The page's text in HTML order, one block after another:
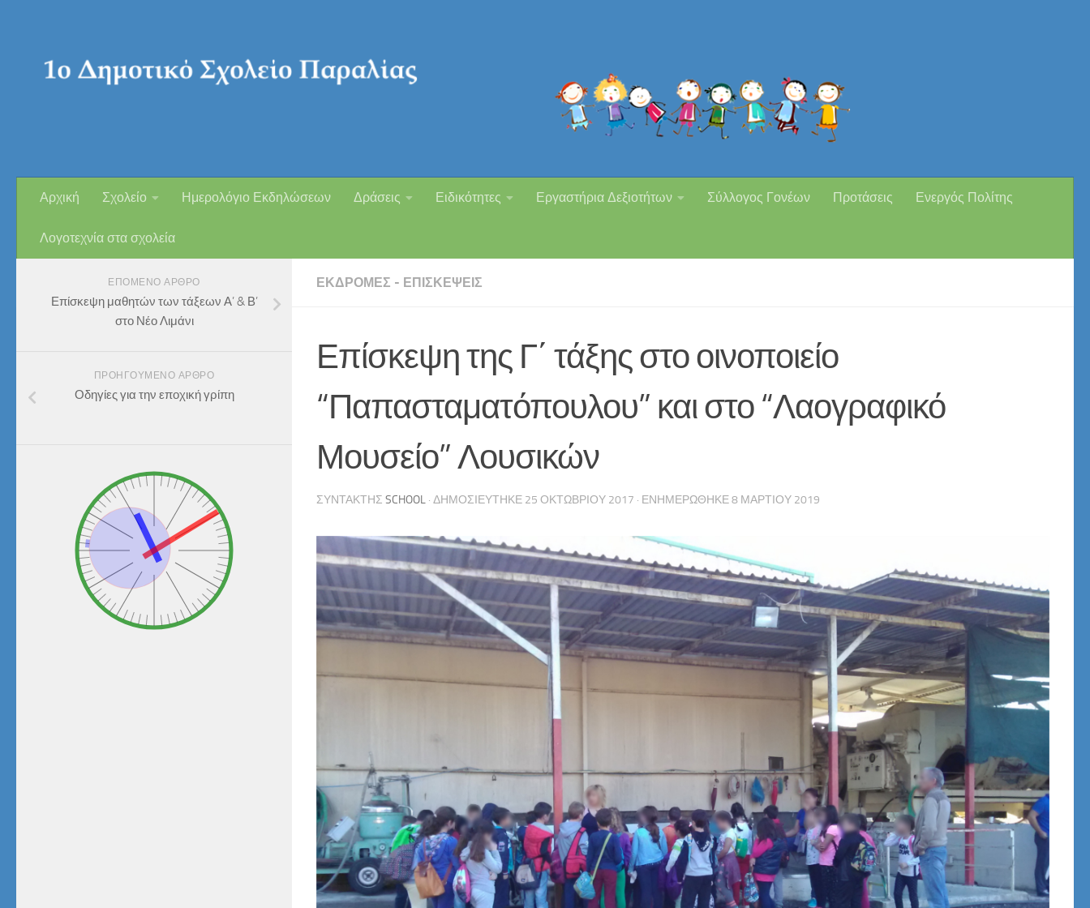
Αρχική Σχολείο Ημερολόγιο Εκδηλώσεων Δράσεις Ειδικότητες Εργαστήρια Δεξιοτήτων Σύλλογος Γονέων Προτάσεις Ενεργός Πολίτης
Λογοτεχνία στα σχολεία
ΕΚΔΡΟΜΈΣ - ΕΠΙΣΚΈΨΕΙΣ
Επίσκεψη της Γ΄ τάξης στο οινοποιείο
“Παπασταματόπουλου” και στο “Λαογραφικό
Μουσείο” Λουσικών
ΣΥΝΤΆΚΤΗΣ SCHOOL · ΔΗΜΟΣΙΕΎΤΗΚΕ 25 ΟΚΤΩΒΡΊΟΥ 2017 · ΕΝΗΜΕΡΏΘΗΚΕ8 ΜΑΡΤΊΟΥ 2019
ΕΠΌΜΕΝΟ ΆΡΘΡΟ
Επίσκεψη μαθητών των τάξεων Α’ & Β’
στο Νέο Λιμάνι
ΠΡΟΗΓΟΎΜΕΝΟ ΆΡΘΡΟ
Οδηγίες για την εποχική γρίπη